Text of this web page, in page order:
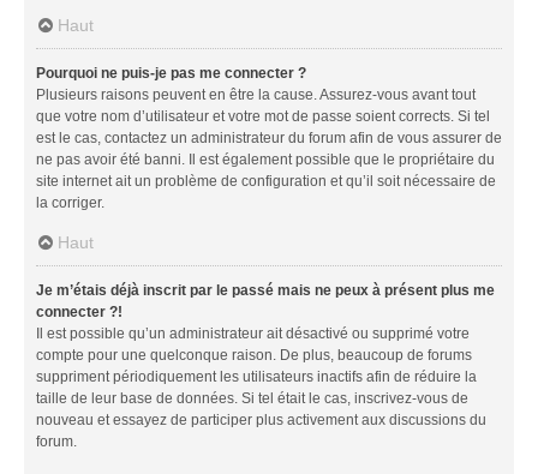
Haut
Pourquoi ne puis-je pas me connecter ?
Plusieurs raisons peuvent en être la cause. Assurez-vous avant tout
que votre nom d’utilisateur et votre mot de passe soient corrects. Si tel
est le cas, contactez un administrateur du forum afin de vous assurer de
ne pas avoir été banni. Il est également possible que le propriétaire du
site internet ait un problème de configuration et qu’il soit nécessaire de
la corriger.
Haut
Je m’étais déjà inscrit par le passé mais ne peux à présent plus me
connecter ?!
Il est possible qu’un administrateur ait désactivé ou supprimé votre
compte pour une quelconque raison. De plus, beaucoup de forums
suppriment périodiquement les utilisateurs inactifs afin de réduire la
taille de leur base de données. Si tel était le cas, inscrivez-vous de
nouveau et essayez de participer plus activement aux discussions du
forum.